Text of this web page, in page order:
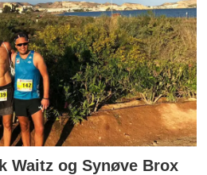
Waitz og Synøve Brox